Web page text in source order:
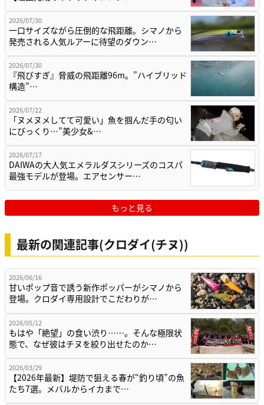
2026/07/30
一口サイズながら圧倒的な飛距離。シマノから
発売される人気ルアーに待望のダウン…
2026/07/30
『飛びすぎ』脅威の飛距離96m。”ハイブリッド
構造”…
2026/07/22
「ヌメヌメしてて可愛い」魚を掴んだ手の匂い
にびっくり…”美少女&…
2026/07/17
DAIWAの大人気エメラルダスシリーズのコスパ
最強モデルが登場。エアセンサー…
もっと見る
最新の関連記事(クロダイ(チヌ))
2026/06/16
甘いポップ音で誘う新作ポッパーがシマノから
登場。クロダイ専用設計でこだわりが…
2026/05/12
もはや「絶望」の食い渋り……。そんな極限状
態で、なぜ彼はチヌを絞り出せたのか…
2026/03/29
【2026年最新】堤防で狙える春が“釣り頃”の魚
たち7選。メバルからイカまで…